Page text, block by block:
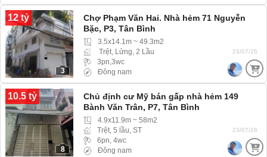
12 tỷ
3
Chợ Phạm Văn Hai. Nhà hẻm 71 Nguyễn
Bặc, P3, Tân Bình
3.5x14.1m ~ 49.3m2
Trệt, Lửng, 2 Lầu
3pn,3wc
Đông nam
23/07/26
10.5 tỷ
8
Chủ định cư Mỹ bán gấp nhà hẻm 149
Bành Văn Trân, P7, Tân Bình
4.9x11.9m ~ 58m2
Trệt, 5 lầu, ST
6pn, 4wc
Đông nam
23/07/26